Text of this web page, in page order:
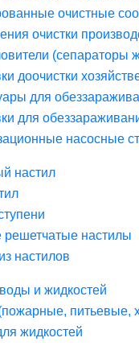
очистные
очистки
(сепараторы
доочистки
для
для
насосные
настил
решетчатые настилы
настилов
и жидкостей
питьевые,
жидкостей